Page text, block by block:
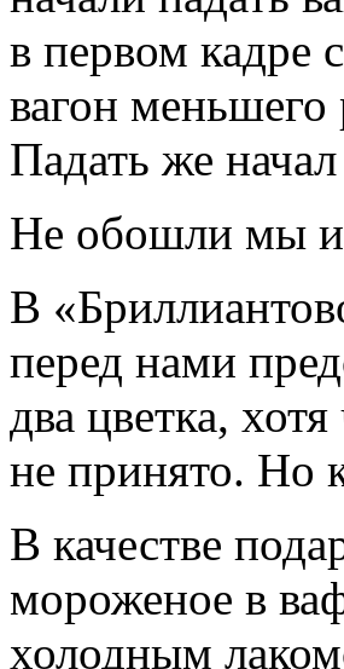
в первом кадре
вагон меньшего
Падать же
Не обошли мы и
В
перед нами
два цветка,
не принято. Но
В качестве
мороженое в
холодным